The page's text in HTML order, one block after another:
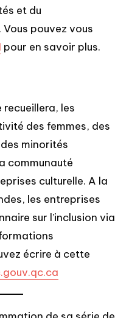
et du
Vous pouvez vous
pour en savoir plus.
recueillera, les
des femmes, des
minorités
communauté
culturelle. A la
les entreprises
sur l’inclusion via
écrire à cette